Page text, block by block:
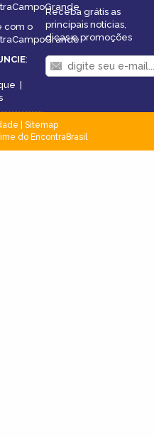
com o
:
|
Receba grátis as
principais notícias,
dicas e promoções
Sitemap
do EncontraBrasil